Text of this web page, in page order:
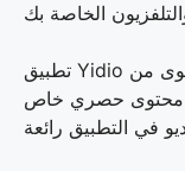
تطبيق Yidio أكثر من مجرد أداة بحث. إنه يجمع محتوى من
محتوى حصري خاص